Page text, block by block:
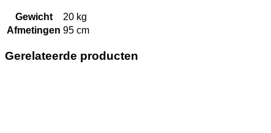
Gewicht
20 kg
Afmetingen 95 cm
Gerelateerde producten